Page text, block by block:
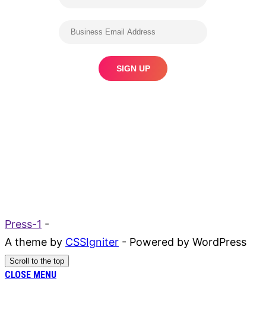
Press-1 -
A theme by CSSIgniter - Powered by WordPress
Scroll to the top
CLOSE MENU